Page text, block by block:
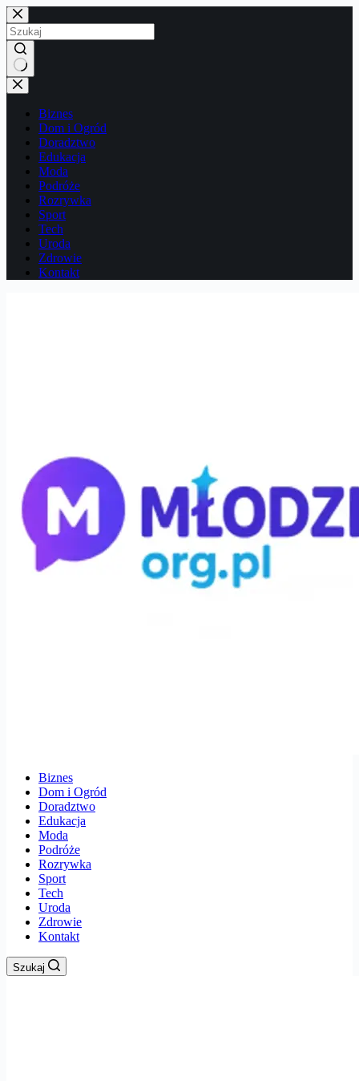
Przejdź
do
treści
Brak
wyników
Biznes
Dom i Ogród
Doradztwo
Edukacja
Moda
Podróże
Rozrywka
Sport
Tech
Uroda
Zdrowie
Kontakt
Biznes
Dom i Ogród
Doradztwo
Edukacja
Moda
Podróże
Rozrywka
Sport
Tech
Uroda
Zdrowie
Kontakt
Szukaj